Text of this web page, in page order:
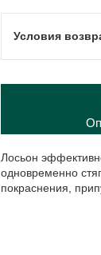
Лосьон
одновременно
покраснения,